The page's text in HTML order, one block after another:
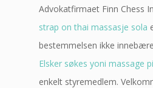
Advokatfirmaet Finn Chess
strap on thai massasje sola
bestemmelsen ikke
Elsker søkes yoni massage
enkelt styremedlem.